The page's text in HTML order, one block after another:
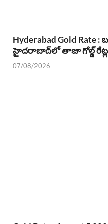
Hyderabad Gold Rate
హైదరాబాద్‌లో తాజా గోల్డ్
07/08/2026